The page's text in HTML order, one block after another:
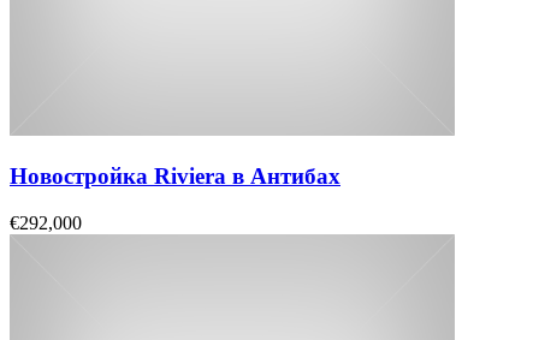
Новостройка Riviera в Антибах
€292,000